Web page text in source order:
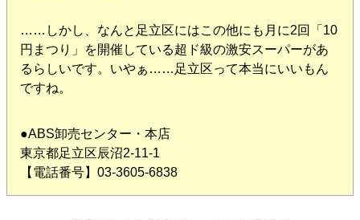
……しかし、なんと足立区にはこの他にも月に2回「10
円まつり」を開催している超ド級の激安スーパーがあ
るらしいです。いやぁ……足立区って本当にいいもん
ですね。
●ABS卸売センター・本店
東京都足立区辰沼2-11-1
【電話番号】03-3605-6838